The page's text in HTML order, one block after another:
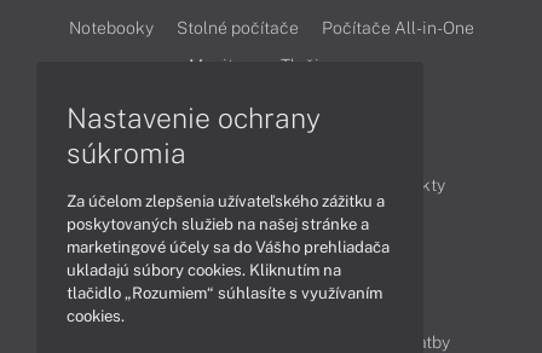
Notebooky Stolné počítače
Počítače All-in-One
Monitory
Tlačiarne
Produkty
Technológie
Videá
Obsah
Možnosti doručenia a platby
Nastavenie ochrany
súkromia
Za účelom zlepšenia užívateľského zážitku a
poskytovaných služieb na našej stránke a
marketingové účely sa do Vášho prehliadača
ukladajú súbory cookies. Kliknutím na
tlačidlo „Rozumiem“ súhlasíte s využívaním
cookies.